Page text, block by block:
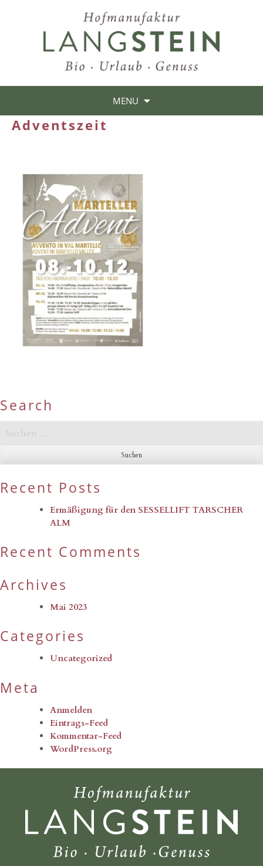
MENU
Adventszeit
Search
Suchen
nach:
Recent Posts
Ermäßigung für den SESSELLIFT TARSCHER
ALM
Recent Comments
Archives
Mai 2023
Categories
Uncategorized
Meta
Anmelden
Eintrags-Feed
Kommentar-Feed
WordPress.org